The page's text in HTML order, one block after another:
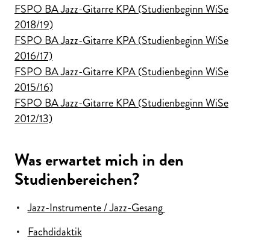
FSPO BA Jazz-Gitarre KPA (Studienbeginn WiSe
2018/19)
FSPO BA Jazz-Gitarre KPA (Studienbeginn WiSe
2016/17)
FSPO BA Jazz-Gitarre KPA (Studienbeginn WiSe
2015/16)
FSPO BA Jazz-Gitarre KPA (Studienbeginn WiSe
2012/13)
Was erwartet mich in den
Studienbereichen?
Jazz-Instrumente / Jazz-Gesang
Fachdidaktik